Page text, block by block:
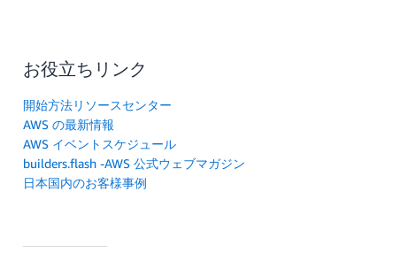
お役立ちリンク
開始方法リソースセンター
AWS の最新情報
AWS イベントスケジュール
builders.flash -AWS 公式ウェブマガジン
日本国内のお客様事例